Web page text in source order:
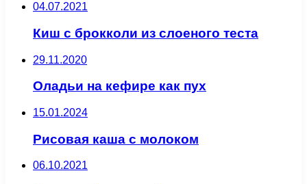
04.07.2021
Киш с брокколи из слоеного теста
29.11.2020
Оладьи на кефире как пух
15.01.2024
Рисовая каша с молоком
06.10.2021